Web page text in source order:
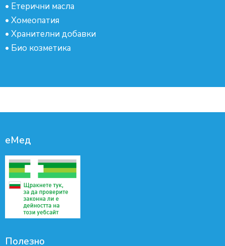
• Етерични масла
• Хомеопатия
• Хранителни добавки
• Био козметика
еМед
Полезно